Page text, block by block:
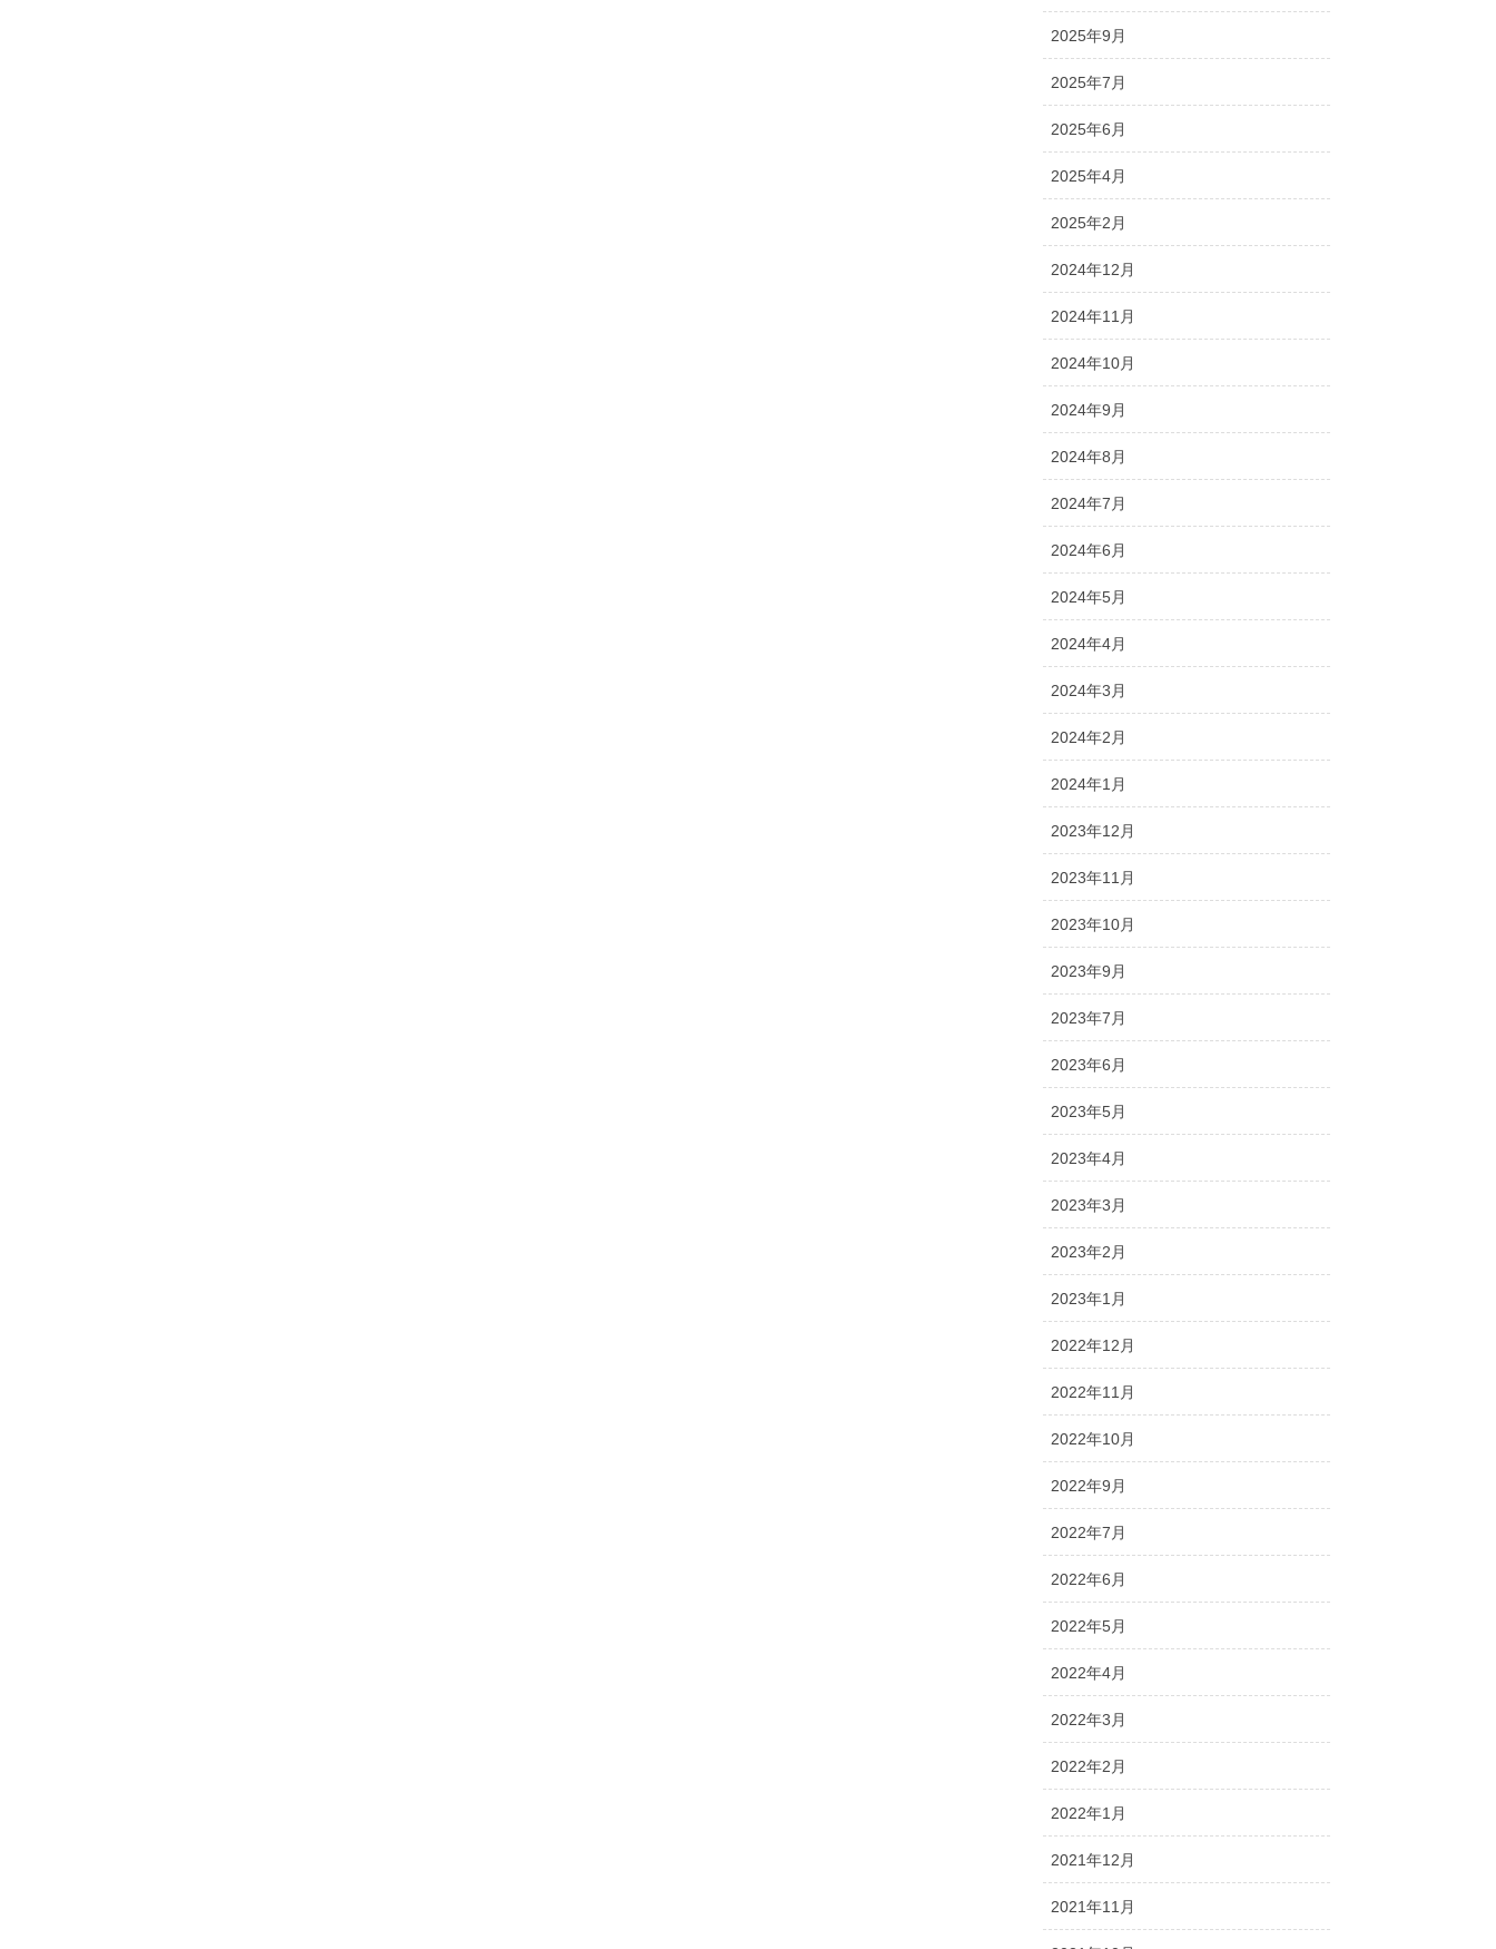
2025年9月
2025年7月
2025年6月
2025年4月
2025年2月
2024年12月
2024年11月
2024年10月
2024年9月
2024年8月
2024年7月
2024年6月
2024年5月
2024年4月
2024年3月
2024年2月
2024年1月
2023年12月
2023年11月
2023年10月
2023年9月
2023年7月
2023年6月
2023年5月
2023年4月
2023年3月
2023年2月
2023年1月
2022年12月
2022年11月
2022年10月
2022年9月
2022年7月
2022年6月
2022年5月
2022年4月
2022年3月
2022年2月
2022年1月
2021年12月
2021年11月